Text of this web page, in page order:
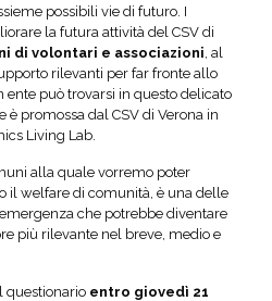
possibili vie di futuro. I
la futura attività del CSV di
di volontari e associazioni, al
rilevanti per far fronte allo
ente può trovarsi in questo delicato
è promossa dal CSV di Verona in
Living Lab.
alla quale vorremo poter
il welfare di comunità, è una delle
che potrebbe diventare
più rilevante nel breve, medio e
questionarioentro giovedì 21